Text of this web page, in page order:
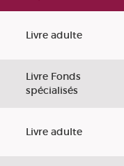
Livre adulte
Livre Fonds
spécialisés
Livre adulte